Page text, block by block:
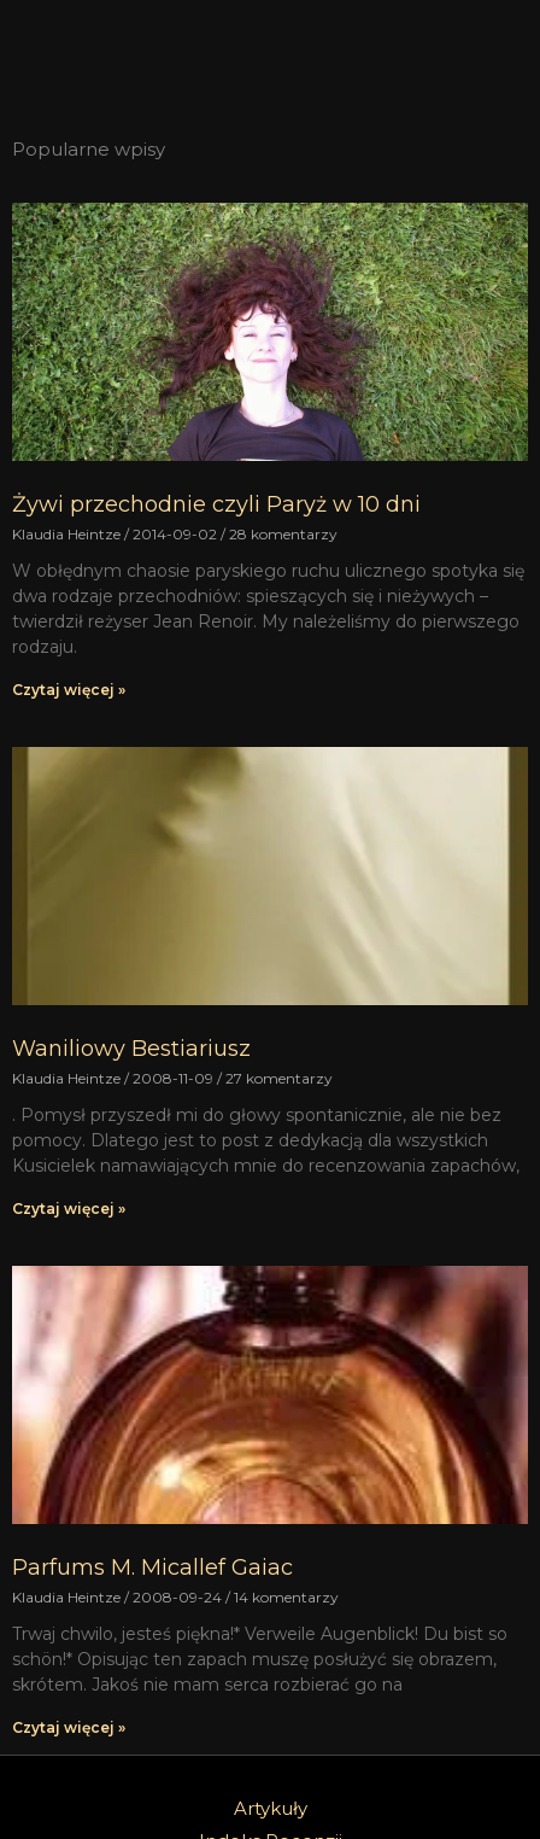
Popularne wpisy
Żywi przechodnie czyli Paryż w 10 dni
Klaudia Heintze 2014-09-02 28 komentarzy
W obłędnym chaosie paryskiego ruchu ulicznego spotyka się
dwa rodzaje przechodniów: spieszących się i nieżywych –
twierdził reżyser Jean Renoir. My należeliśmy do pierwszego
rodzaju.
Czytaj więcej »
Waniliowy Bestiariusz
Klaudia Heintze 2008-11-09 27 komentarzy
. Pomysł przyszedł mi do głowy spontanicznie, ale nie bez
pomocy. Dlatego jest to post z dedykacją dla wszystkich
Kusicielek namawiających mnie do recenzowania zapachów,
Czytaj więcej »
Parfums M. Micallef Gaiac
Klaudia Heintze 2008-09-24 14 komentarzy
Trwaj chwilo, jesteś piękna!* Verweile Augenblick! Du bist so
schön!* Opisując ten zapach muszę posłużyć się obrazem,
skrótem. Jakoś nie mam serca rozbierać go na
Czytaj więcej »
Artykuły